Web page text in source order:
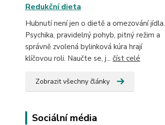
Redukční dieta
Hubnutí není jen o dietě a omezování jídla.
Psychika, pravidelný pohyb, pitný režim a
správně zvolená bylinková kúra hrají
klíčovou roli. Naučte se, j... číst celé
Zobrazit všechny články
Sociální média